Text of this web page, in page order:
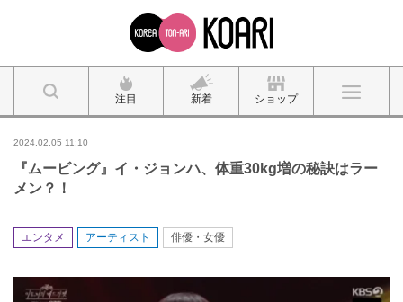
注目 新着 ショップ
2024.02.05 11:10
『ムービング』イ・ジョンハ、体重30kg増の秘訣はラー
メン？！
エンタメ アーティスト 俳優・女優